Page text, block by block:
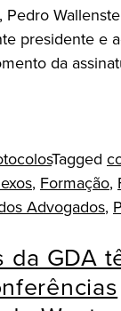
presidente e
da
Tagged
, Formação,
Advogados,
da GDA